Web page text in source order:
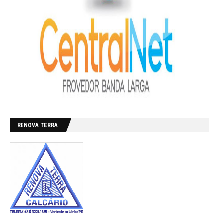
RENOVA TERRA